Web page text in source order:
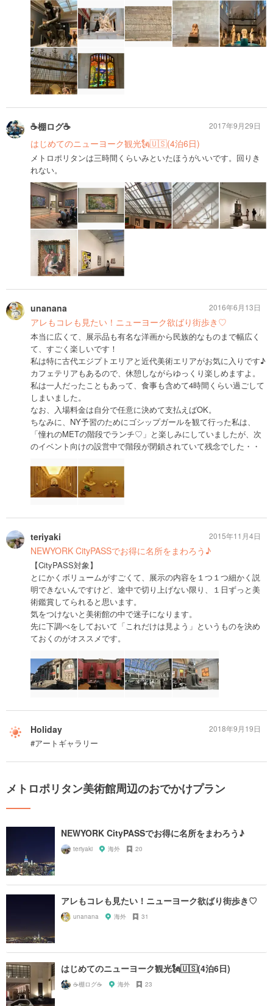
☕️棚ログ☕️
はじめてのニューヨーク観光🗽🇺🇸(4泊6日)
メトロポリタンは三時間くらいみといたほうがいいです。回りき
れない。
2017年9月29日
unanana
アレもコレも見たい！ニューヨーク欲ばり街歩き♡
本当に広くて、展示品も有名な洋画から民族的なものまで幅広く
て、すごく楽しいです！
私は特に古代エジプトエリアと近代美術エリアがお気に入りです♪
カフェテリアもあるので、休憩しながらゆっくり楽しめますよ。
私は一人だったこともあって、食事も含めて4時間くらい過ごして
しまいました。
なお、入場料金は自分で任意に決めて支払えばOK。
ちなみに、NY予習のためにゴシップガールを観て行った私は、
「憧れのMETの階段でランチ♡」と楽しみにしていましたが、次
のイベント向けの設営中で階段が閉鎖されていて残念でした・・
2016年6月13日
teriyaki
NEWYORK CityPASSでお得に名所をまわろう♪
【CityPASS対象】
とにかくボリュームがすごくて、展示の内容を１つ１つ細かく説
明できないんですけど、途中で切り上げない限り、１日ずっと美
術鑑賞してられると思います。
気をつけないと美術館の中で迷子になります。
先に下調べをしておいて「これだけは見よう」というものを決め
ておくのがオススメです。
2015年11月4日
Holiday
#アートギャラリー
2018年9月19日
メトロポリタン美術館周辺のおでかけプラン
NEWYORK CityPASSでお得に名所をまわろう♪
teriyaki 海外 20
アレもコレも見たい！ニューヨーク欲ばり街歩き♡
unanana 海外 31
はじめてのニューヨーク観光🗽🇺🇸(4泊6日)
☕️棚ログ☕️ 海外 23